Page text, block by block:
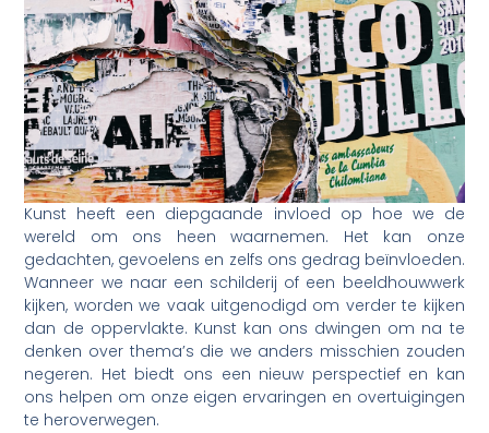
Kunst heeft een diepgaande invloed op hoe we de
wereld om ons heen waarnemen. Het kan onze
gedachten, gevoelens en zelfs ons gedrag beïnvloeden.
Wanneer we naar een schilderij of een beeldhouwwerk
kijken, worden we vaak uitgenodigd om verder te kijken
dan de oppervlakte. Kunst kan ons dwingen om na te
denken over thema’s die we anders misschien zouden
negeren. Het biedt ons een nieuw perspectief en kan
ons helpen om onze eigen ervaringen en overtuigingen
te heroverwegen.